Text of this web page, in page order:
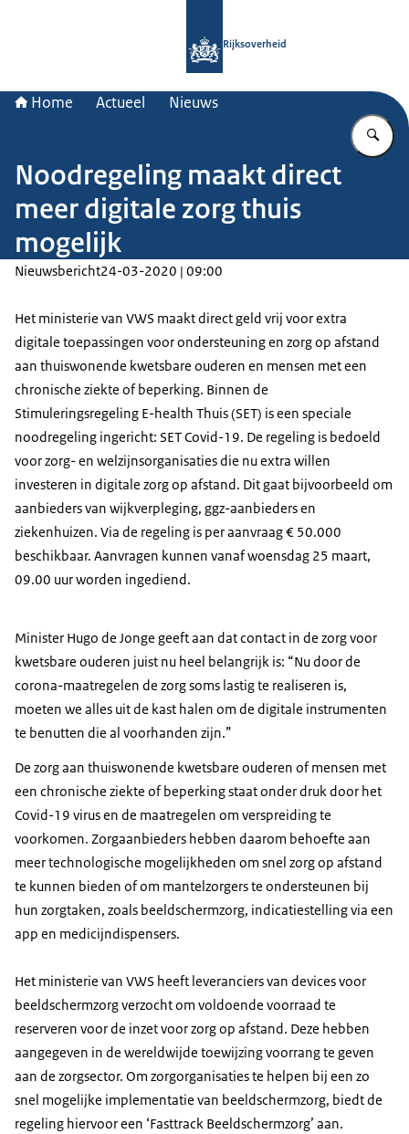
Rijksoverheid
Home Actueel Nieuws
Noodregeling maakt direct
meer digitale zorg thuis
mogelijk
Nieuwsbericht24-03-2020 | 09:00
Het ministerie van VWS maakt direct geld vrij voor extra
digitale toepassingen voor ondersteuning en zorg op afstand
aan thuiswonende kwetsbare ouderen en mensen met een
chronische ziekte of beperking. Binnen de
Stimuleringsregeling E-health Thuis (SET) is een speciale
noodregeling ingericht: SET Covid-19. De regeling is bedoeld
voor zorg- en welzijnsorganisaties die nu extra willen
investeren in digitale zorg op afstand. Dit gaat bijvoorbeeld om
aanbieders van wijkverpleging, ggz-aanbieders en
ziekenhuizen. Via de regeling is per aanvraag € 50.000
beschikbaar. Aanvragen kunnen vanaf woensdag 25 maart,
09.00 uur worden ingediend.
Minister Hugo de Jonge geeft aan dat contact in de zorg voor
kwetsbare ouderen juist nu heel belangrijk is: “Nu door de
corona-maatregelen de zorg soms lastig te realiseren is,
moeten we alles uit de kast halen om de digitale instrumenten
te benutten die al voorhanden zijn.”
De zorg aan thuiswonende kwetsbare ouderen of mensen met
een chronische ziekte of beperking staat onder druk door het
Covid-19 virus en de maatregelen om verspreiding te
voorkomen. Zorgaanbieders hebben daarom behoefte aan
meer technologische mogelijkheden om snel zorg op afstand
te kunnen bieden of om mantelzorgers te ondersteunen bij
hun zorgtaken, zoals beeldschermzorg, indicatiestelling via een
app en medicijndispensers.
Het ministerie van VWS heeft leveranciers van devicesvoor
beeldschermzorg verzocht om voldoende voorraad te
reserveren voor de inzet voor zorg op afstand. Deze hebben
aangegeven in de wereldwijde toewijzing voorrang te geven
aan de zorgsector. Om zorgorganisaties te helpen bij een zo
snel mogelijke implementatie van beeldschermzorg, biedt de
regeling hiervoor een ‘Fasttrack Beeldschermzorg’ aan.